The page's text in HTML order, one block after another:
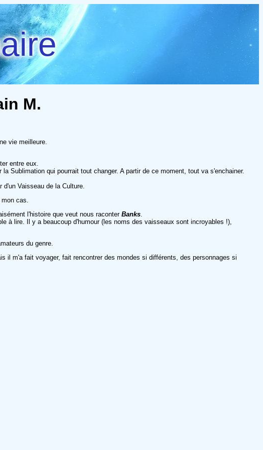
M.
vie meilleure.
entre eux.
Sublimation qui pourrait tout changer. A partir de ce moment, tout va s'enchainer.
Vaisseau de la Culture.
cas.
l'histoire que veut nous raconter Banks
à lire. Il y a beaucoup d'humour (les noms des vaisseaux sont incroyables !),
du genre.
il m'a fait voyager, fait rencontrer des mondes si différents, des personnages si